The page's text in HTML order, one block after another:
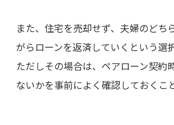
また、住宅を売却せず、夫婦のどち
がらローンを返済していくという選
ただしその場合は、ペアローン契約
ないかを事前によく確認しておくこ